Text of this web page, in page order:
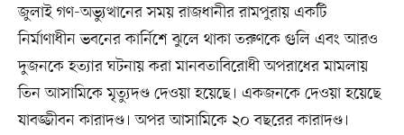
জুলাই গণ-অভ্যুত্থানের সময় রাজধানীর রামপুরায় একটি
নির্মাণাধীন ভবনের কার্নিশে ঝুলে থাকা তরুণকে গুলি এবং আরও
দুজনকে হত্যার ঘটনায় করা মানবতাবিরোধী অপরাধের মামলায়
তিন আসামিকে মৃত্যুদণ্ড দেওয়া হয়েছে। একজনকে দেওয়া হয়েছে
যাবজ্জীবন কারাদণ্ড। অপর আসামিকে ২০ বছরের কারাদণ্ড।